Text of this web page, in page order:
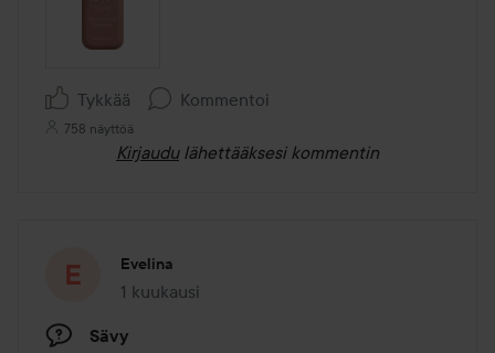
Tykkää Kommentoi
758 näyttöä
Kirjaudu lähettääksesi kommentin
Evelina
1 kuukausi
Viesti luotiin 1 kuukausi
Sävy